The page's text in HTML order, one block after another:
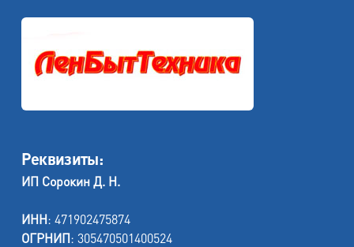
Реквизиты:
ИП Сорокин Д. Н.
ИНН: 471902475874
ОГРНИП: 305470501400524